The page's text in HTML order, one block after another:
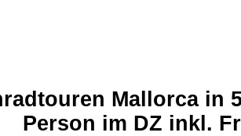
Mallorca in
Person im DZ inkl.